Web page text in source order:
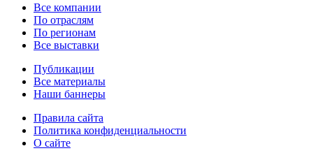
Все компании
По отраслям
По регионам
Все выставки
Публикации
Все материалы
Наши баннеры
Правила сайта
Политика конфиденциальности
О сайте